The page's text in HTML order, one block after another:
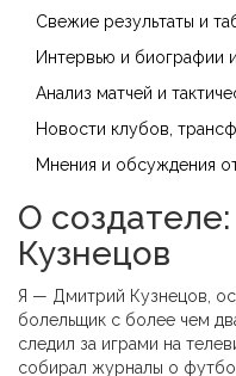
Свежие результаты и
Интервью и биографии
Анализ матчей и
Новости клубов,
Мнения и обсуждения
О
Кузнецов
Я — Дмитрий Кузнецов,
болельщик с более чем
следил за играми на
собирал журналы о